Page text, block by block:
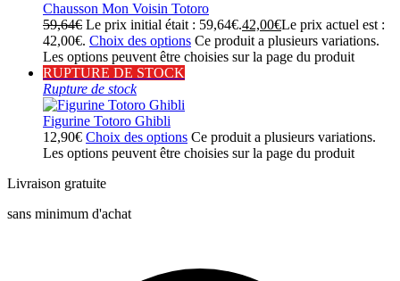
Chausson Mon Voisin Totoro
59,64€ Le prix initial était : 59,64€.42,00€Le prix actuel est :
42,00€. Choix des options Ce produit a plusieurs variations.
Les options peuvent être choisies sur la page du produit
RUPTURE DE STOCK
Rupture de stock
Figurine Totoro Ghibli
12,90€ Choix des options Ce produit a plusieurs variations.
Les options peuvent être choisies sur la page du produit
Livraison gratuite
sans minimum d'achat